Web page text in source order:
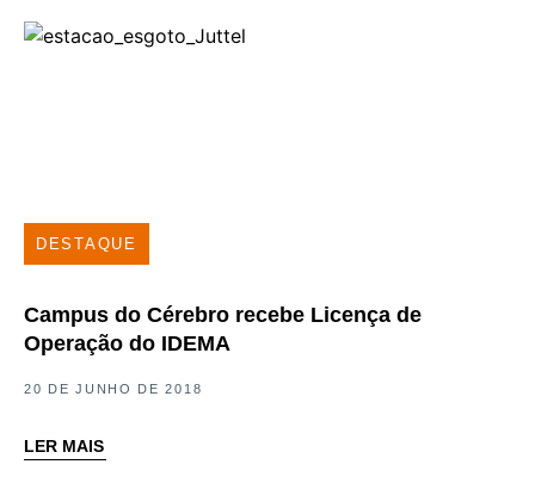
DESTAQUE
Campus do Cérebro recebe Licença de
Operação do IDEMA
20 DE JUNHO DE 2018
LER MAIS